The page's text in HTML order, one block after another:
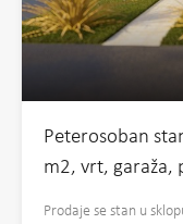
Peterosoban
m2, vrt, garaža,
Prodaje se stan u